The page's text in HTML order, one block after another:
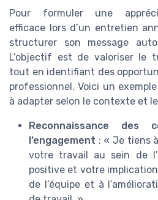
Pour formuler une
efficace lors d’un entretien
structurer son message
L’objectif est de valoriser le
tout en identifiant des
professionnel. Voici un
à adapter selon le contexte et
Reconnaissance des
l’engagement : « Je tiens
votre travail au sein de
positive et votre
de l’équipe et à